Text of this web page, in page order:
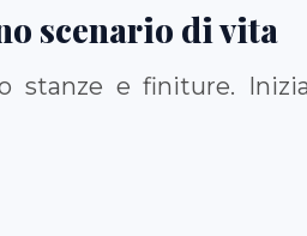
scenario di vita
e finiture.